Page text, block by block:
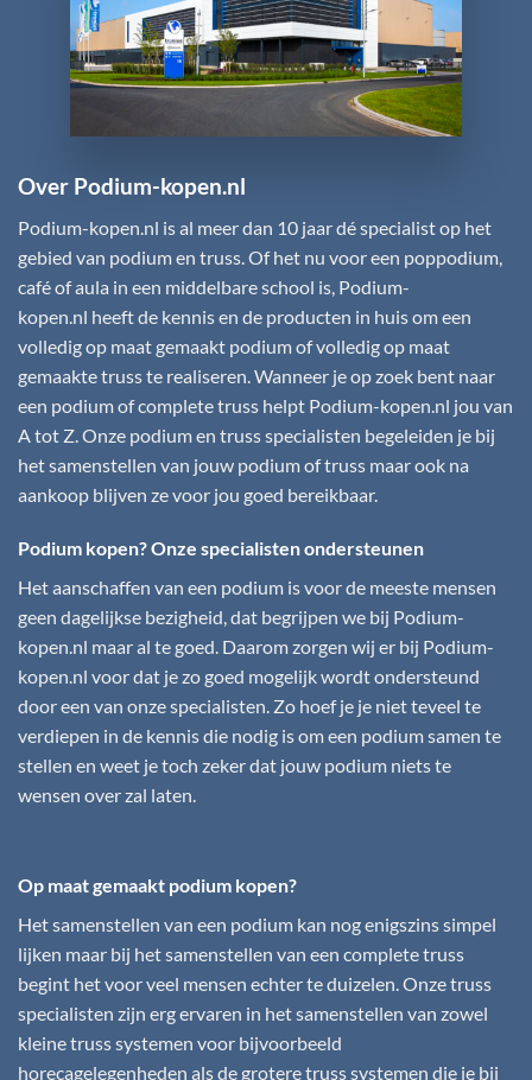
Over Podium-kopen.nl
Podium-kopen.nl is al meer dan 10 jaar dé specialist op het
gebied van podium en truss. Of het nu voor een poppodium,
café of aula in een middelbare school is, Podium-
kopen.nl heeft de kennis en de producten in huis om een
volledig op maat gemaakt podium of volledig op maat
gemaakte truss te realiseren. Wanneer je op zoek bent naar
een podium of complete truss helpt Podium-kopen.nl jou van
A tot Z. Onze podium en truss specialisten begeleiden je bij
het samenstellen van jouw podium of truss maar ook na
aankoop blijven ze voor jou goed bereikbaar.
Podium kopen? Onze specialisten ondersteunen
Het aanschaffen van een podium is voor de meeste mensen
geen dagelijkse bezigheid, dat begrijpen we bij Podium-
kopen.nl maar al te goed. Daarom zorgen wij er bij Podium-
kopen.nl voor dat je zo goed mogelijk wordt ondersteund
door een van onze specialisten. Zo hoef je je niet teveel te
verdiepen in de kennis die nodig is om een podium samen te
stellen en weet je toch zeker dat jouw podium niets te
wensen over zal laten.
Op maat gemaakt podium kopen?
Het samenstellen van een podium kan nog enigszins simpel
lijken maar bij het samenstellen van een complete truss
begint het voor veel mensen echter te duizelen. Onze truss
specialisten zijn erg ervaren in het samenstellen van zowel
kleine truss systemen voor bijvoorbeeld
horecagelegenheden als de grotere truss systemen die je bij